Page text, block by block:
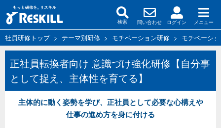
検索 問い合わせ ログイン メニュー
社員研修トップ> テーマ別研修 > モチベーション研修 > モチベーシ
正社員転換者向け 意識づけ強化研修【自分事
として捉え、主体性を育てる】
主体的に動く姿勢を学び、正社員として必要な心構えや
仕事の進め方を身に付ける